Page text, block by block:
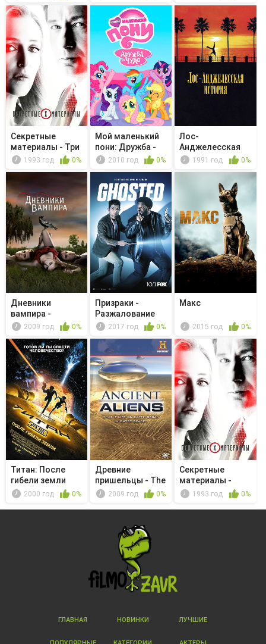
Секретные
материалы - Три
слова1993 год 0%
Мой маленький
пони: Дружба -
это чудо...
2010 год 0%
Лос-
Анджелесская
история
1991 год 0%
Дневники
вампира -
Ностальгия та
2009 год 0%
Призраки -
Разжалование
2017 год 0%
Макс
2015 год 0%
Титан: После
гибели земли
2000 год 0%
Древние
пришельцы - The
Mystery of Na...
2009 год 0%
Секретные
материалы -
Мелочь пузатая
1993 год 0%
ГЛАВНАЯ НОВИНКИ ЛУЧШИЕ